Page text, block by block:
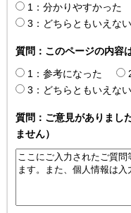
1：分かりやすかった
3：どちらともいえない
質問：このページの内容
1：参考になった
3：どちらともいえない
質問：ご意見がありまし
ません）